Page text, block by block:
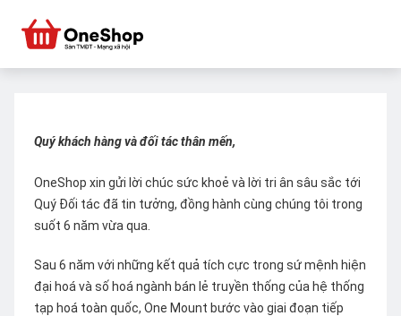
Quý khách hàng và đối tác thân mến,
OneShop xin gửi lời chúc sức khoẻ và lời tri ân sâu sắc tới
Quý Đối tác đã tin tưởng, đồng hành cùng chúng tôi trong
suốt 6 năm vừa qua.
Sau 6 năm với những kết quả tích cực trong sứ mệnh hiện
đại hoá và số hoá ngành bán lẻ truyền thống của hệ thống
tạp hoá toàn quốc, One Mount bước vào giai đoạn tiếp